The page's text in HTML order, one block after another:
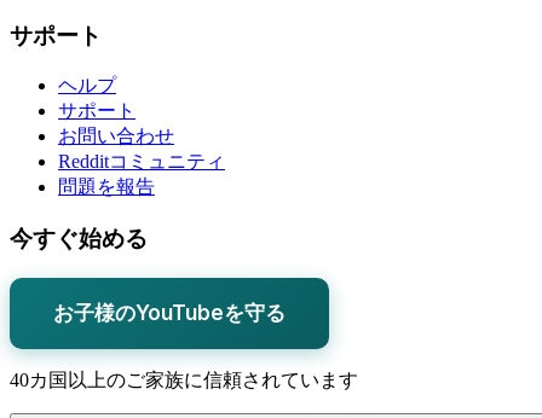
サポート
ヘルプ
サポート
お問い合わせ
Redditコミュニティ
問題を報告
今すぐ始める
お子様のYouTubeを守る
40カ国以上のご家族に信頼されています